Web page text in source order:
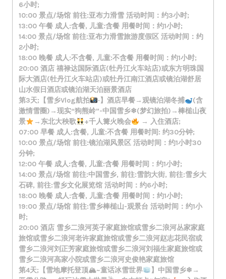
6小时;
10:00 景点/场馆 前往:亚布力滑雪 活动时间：约3小时;
13:00 午餐 成人:含餐, 儿童:含餐 用餐时间：约1小时;
14:00 景点/场馆 前往:亚布力滑雪旅游度假区 活动时间：约
2小时;
18:00 晚餐 成人:不含餐, 儿童:不含餐 用餐时间：约1小时;
20:00 酒店 禧禄达国际酒店(牡丹江火车站店)或东方明珠国
际大酒店(牡丹江火车站店)或牡丹江南江酒店或镜泊湖舒居
山水假日酒店或镜泊湖天泊丽景酒店
第3天;【雪乡Vlog航拍
·】酒店早餐→观镜泊湖冬捕
(含
激情雪圈)→现实“狗熊岭”-中国雪乡❄(梦幻旅拍)→棒槌山夜
景
→东北大秧歌 +千人篝火晚会
→ 入住酒店;
07:00 早餐 成人:含餐, 儿童:不含餐 用餐时间: 约30分钟;
10:00 景点/场馆 前往:镜泊湖风景区 活动时间：约1小时30
分钟;
12:00 午餐 成人:含餐, 儿童:含餐 用餐时间：约1小时;
14:00 景点/场馆 前往:中国雪乡, 前往:雪韵大街, 前往:雪乡大
石碑, 前往:雪乡文化展览馆 活动时间：约6小时;
18:00 晚餐 成人:含餐, 儿童:含餐 用餐时间：约1小时;
19:00 景点/场馆 前往:雪乡棒槌山-观景台 活动时间：约1小
时;
20:00 酒店 雪乡二浪河英子家庭旅馆或雪乡二浪河丛家家庭
旅馆或雪乡二浪河老许家庭旅馆或雪乡二浪河赵志花民宿或
雪乡二浪河刘正芳家庭旅馆或雪乡二浪河刘福生家庭旅馆或
雪乡二浪河高家小院或雪乡二浪河史俊艳家庭旅馆
第4天;【雪地摩托登顶🏔~童话冰雪世界
】中国雪乡❄→